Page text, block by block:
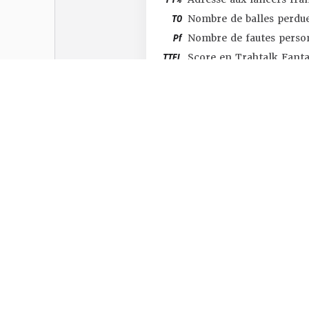
TO Nombre de balles
Pf Nombre de fautes
TTFL Score en Trahtalk